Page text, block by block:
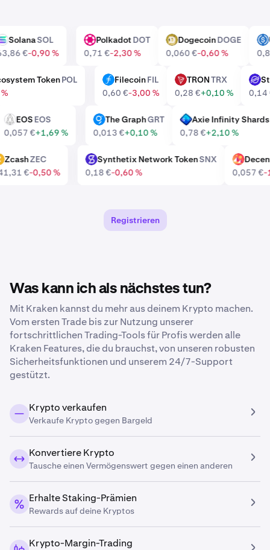
DOT PolkadotDOT
0,71 €-2,30 %
DOGEDogecoinDOGE
0,060 €-0,60 %
SOL SolanaSOL
63,86 €-0,90 %
FIL FilecoinFIL
0,60 €-3,00 %
TRX TRONTRX
0,28 €+0,10 %
XLM
TokenPOL
%
GRT The GraphGRT
0,013 €+0,10 %
AXS Axie Infinity
0,78 €+2,10 %
EOS EOSEOS
0,057 €+1,69 %
SNX Synthetix Network TokenSNX
0,18 €-0,60 %
MANA
0,057 €
ZEC ZcashZEC
€-0,50 %
Registrieren
Was kann ich als nächstes tun?
Mit Kraken kannst du mehr aus deinem Krypto machen.
Vom ersten Trade bis zur Nutzung unserer
fortschrittlichen Trading-Tools für Profis werden alle
Kraken Features, die du brauchst, von unseren robusten
Sicherheitsfunktionen und unserem 24/7-Support
gestützt.
Krypto verkaufen
Verkaufe Krypto gegen Bargeld
Konvertiere Krypto
Tausche einen Vermögenswert gegen einen anderen
Erhalte Staking-Prämien
Rewards auf deine Kryptos
Krypto-Margin-Trading